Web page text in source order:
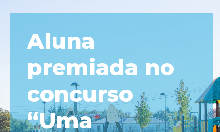
Aluna
premiada no
concurso
“Uma